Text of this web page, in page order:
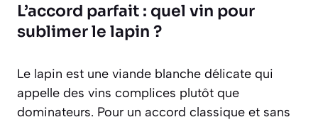
L’accord parfait : quel vin pour
sublimer le lapin ?
Le lapin est une viande blanche délicate qui
appelle des vins complices plutôt que
dominateurs. Pour un accord classique et sans